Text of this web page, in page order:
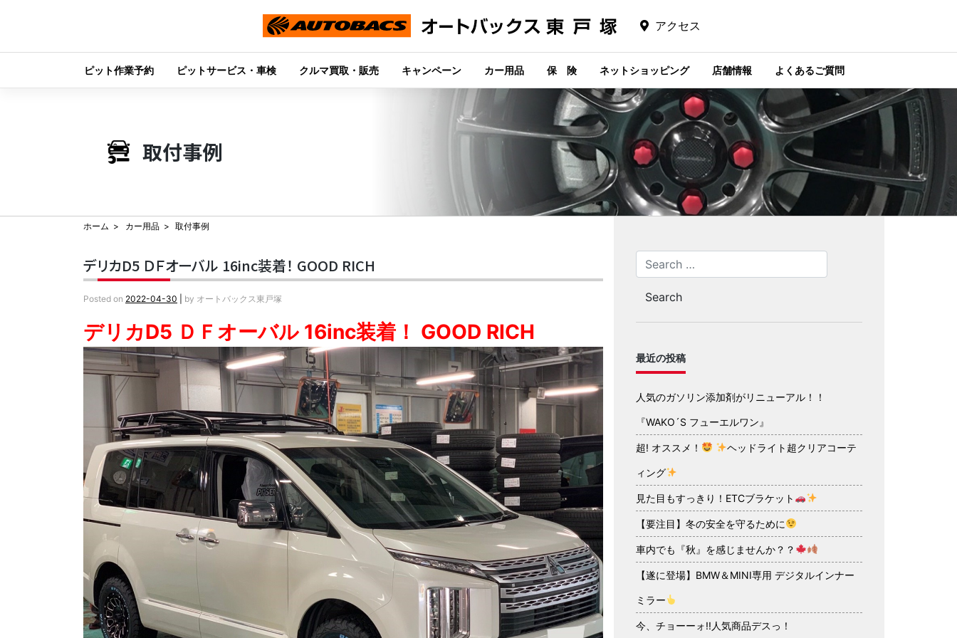
アクセス
ピット作業予約 ピットサービス・車検 クルマ買取・販売 キャンペーン カー用品 保 険 ネットショッピング 店舗情報 よくあるご質問
取付事例
ホーム カー用品 取付事例
デリカD5 ＤＦオーバル 16inc装着！ GOOD RICH
Posted on 2022-04-30 by オートバックス東戸塚
デリカD5 ＤＦオーバル 16inc装着！ GOOD RICH
最近の投稿
人気のガソリン添加剤がリニューアル！！
『WAKO´S フューエルワン』
超! オススメ！ ヘッドライト超クリアコーテ
ィング
見た目もすっきり！ETCブラケット
【要注目】冬の安全を守るために
車内でも『秋』を感じませんか？？
【遂に登場】BMW＆MINI専用 デジタルインナー
ミラー
今、チョーーォ!!人気商品デスっ！